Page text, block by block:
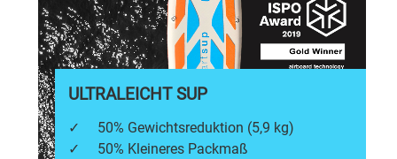
ULTRALEICHT SUP
✓
50% Gewichtsreduktion (5,9 kg)
✓
50% Kleineres Packmaß